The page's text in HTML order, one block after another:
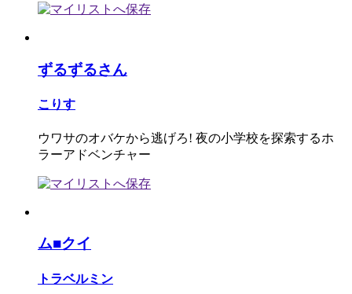
ずるずるさん
こりす
ウワサのオバケから逃げろ! 夜の小学校を探索するホ
ラーアドベンチャー
ム■クイ
トラベルミン